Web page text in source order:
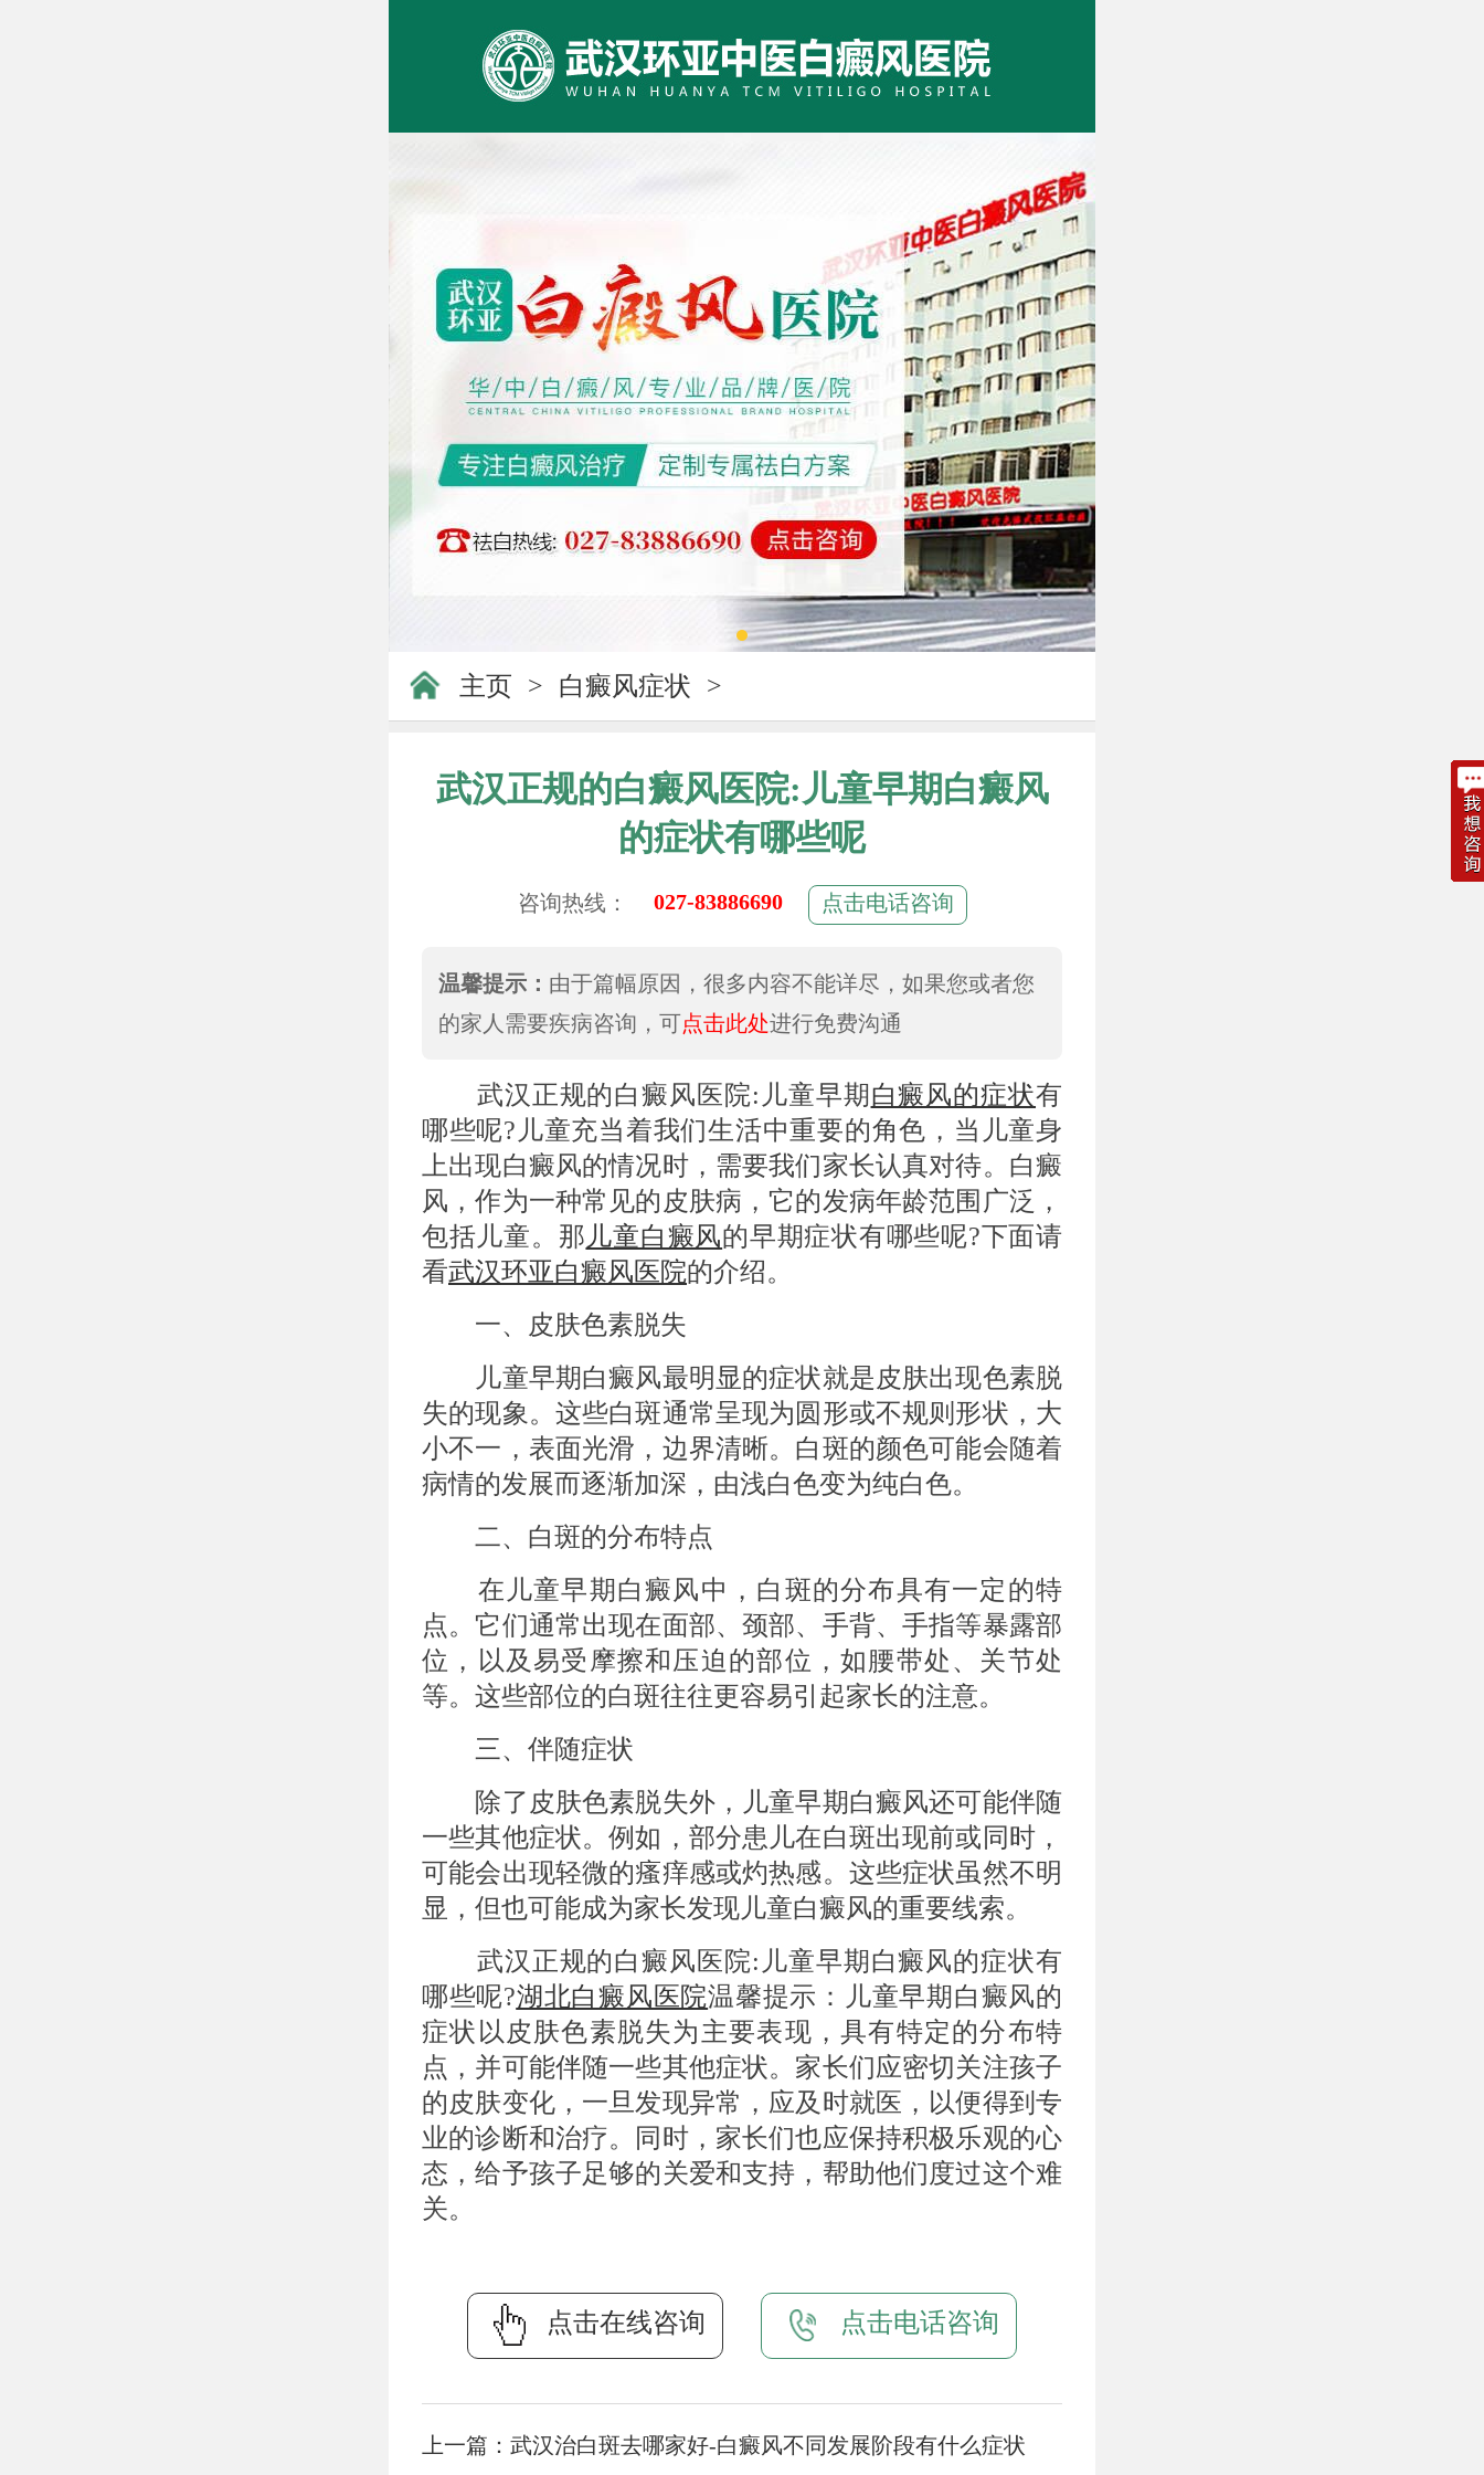
主页 > 白癜风症状 >
武汉正规的白癜风医院:儿童早期白癜风
的症状有哪些呢
咨询热线： 027-83886690 点击电话咨询
温馨提示： 由于篇幅原因，很多内容不能详尽，如果您或者您
的家人需要疾病咨询，可点击此处进行免费沟通
武汉正规的白癜风医院:儿童早期白癜风的症状有
哪些呢?儿童充当着我们生活中重要的角色，当儿童身
上出现白癜风的情况时，需要我们家长认真对待。白癜
风，作为一种常见的皮肤病，它的发病年龄范围广泛，
包括儿童。那 儿童白癜风的早期症状有哪些呢?下面请
看武汉环亚白癜风医院的介绍。
一、皮肤色素脱失
儿童早期白癜风最明显的症状就是皮肤出现色素脱
失的现象。这些白斑通常呈现为圆形或不规则形状，大
小不一，表面光滑，边界清晰。白斑的颜色可能会随着
病情的发展而逐渐加深，由浅白色变为纯白色。
二、白斑的分布特点
在儿童早期白癜风中，白斑的分布具有一定的特
点。它们通常出现在面部、颈部、手背、手指等暴露部
位，以及易受摩擦和压迫的部位，如腰带处、关节处
等。这些部位的白斑往往更容易引起家长的注意。
三、伴随症状
除了皮肤色素脱失外，儿童早期白癜风还可能伴随
一些其他症状。例如，部分患儿在白斑出现前或同时，
可能会出现轻微的瘙痒感或灼热感。这些症状虽然不明
显，但也可能成为家长发现儿童白癜风的重要线索。
武汉正规的白癜风医院:儿童早期白癜风的症状有
哪些呢?湖北白癜风医院温馨提示：儿童早期白癜风的
症状以皮肤色素脱失为主要表现，具有特定的分布特
点，并可能伴随一些其他症状。家长们应密切关注孩子
的皮肤变化，一旦发现异常，应及时就医，以便得到专
业的诊断和治疗。同时，家长们也应保持积极乐观的心
态，给予孩子足够的关爱和支持，帮助他们度过这个难
关。
点击在线咨询 点击电话咨询
上一篇： 武汉治白斑去哪家好-白癜风不同发展阶段有什么症状